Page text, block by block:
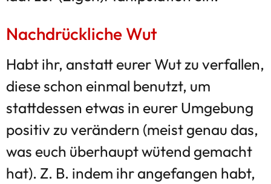
Nachdrückliche Wut
Habt ihr, anstatt eurer Wut zu verfallen,
diese schon einmal benutzt, um
stattdessen etwas in eurer Umgebung
positiv zu verändern (meist genau das,
was euch überhaupt wütend gemacht
hat). Z. B. indem ihr angefangen habt,